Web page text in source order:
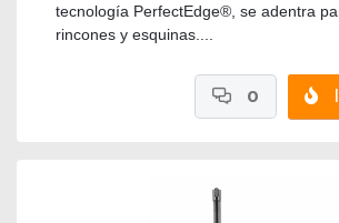
tecnología PerfectEdge®, se adentra
rincones y esquinas....
0